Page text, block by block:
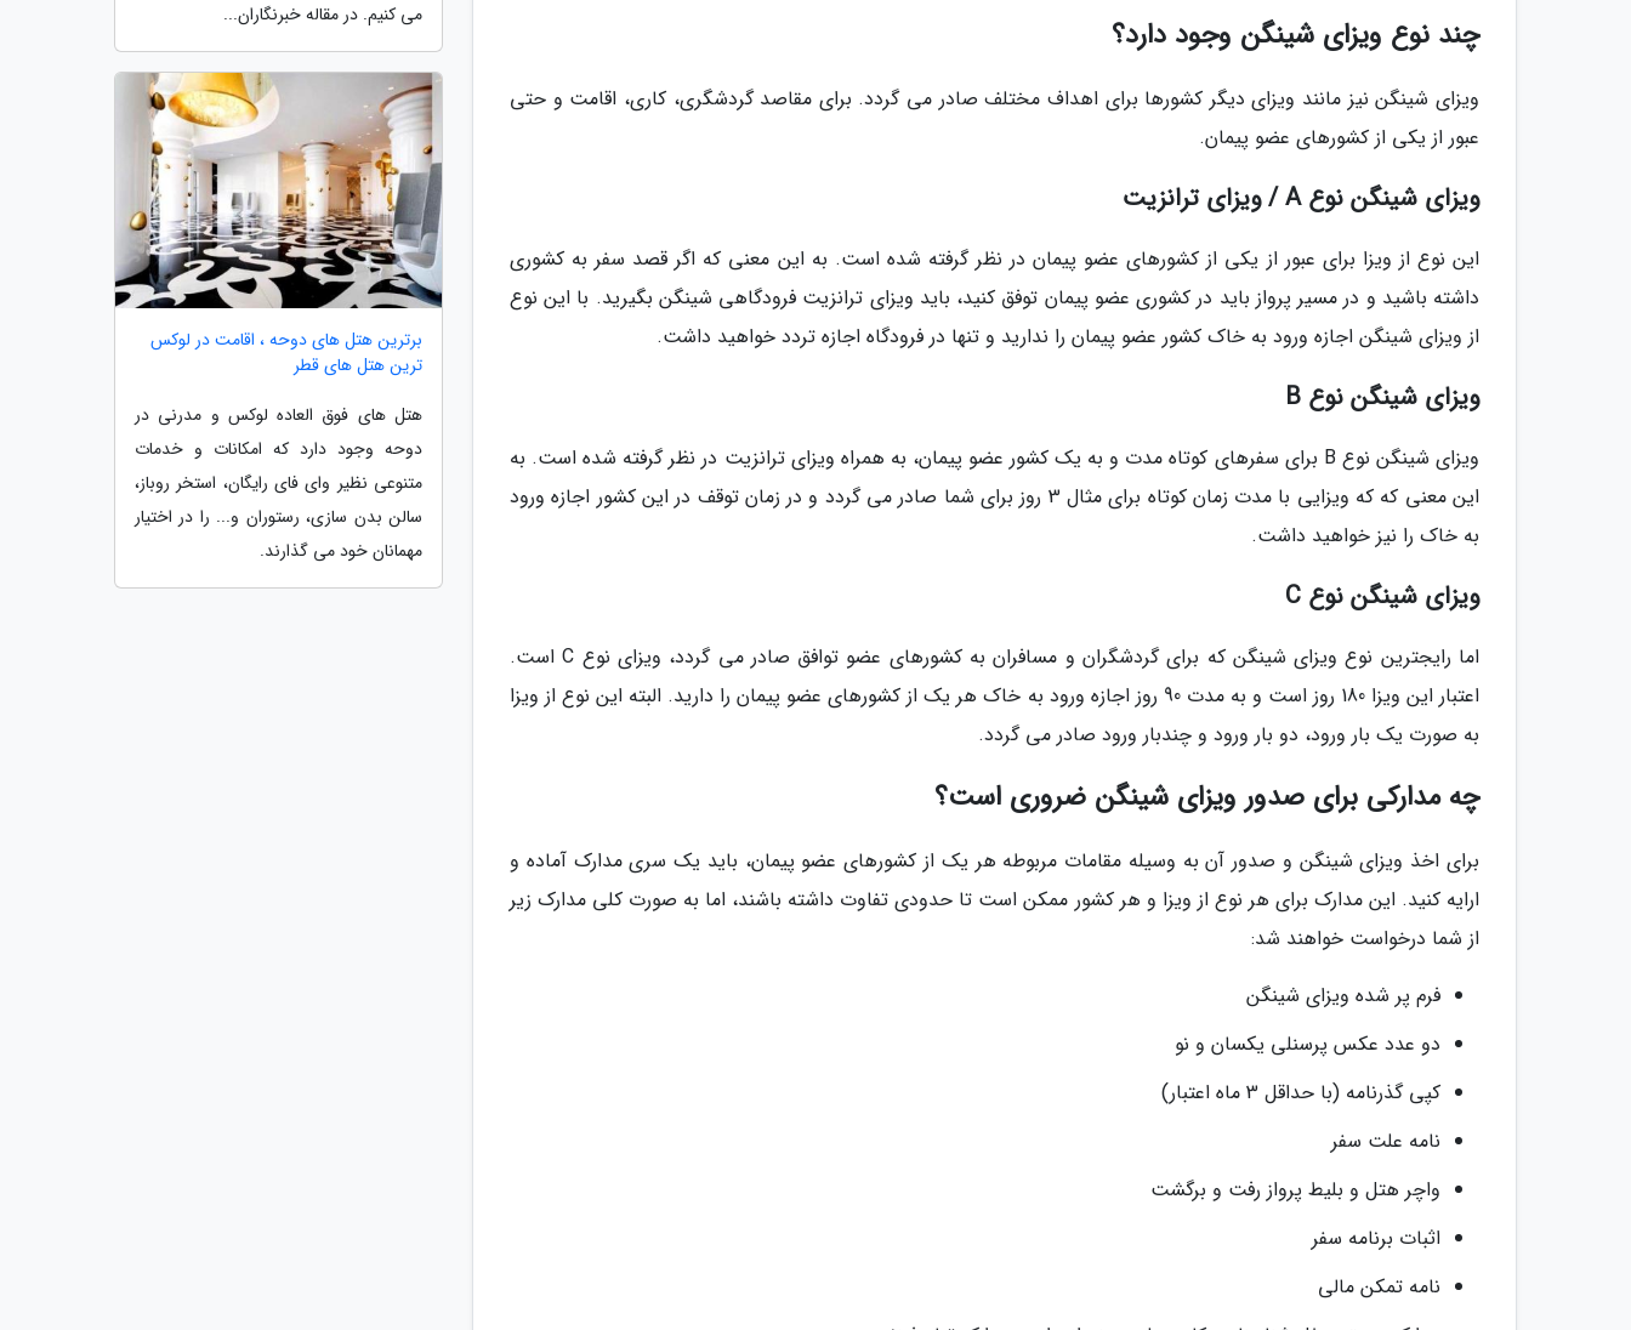
چند نوع ویزای شینگن وجود دارد؟
ویزای شینگن نیز مانند ویزای دیگر کشورها برای اهداف مختلف صادر می گردد. برای مقاصد گردشگری، کاری، اقامت و حتی
عبور از یکی از کشورهای عضو پیمان.
ویزای شینگن نوع A / ویزای ترانزیت
این نوع از ویزا برای عبور از یکی از کشورهای عضو پیمان در نظر گرفته شده است. به این معنی که اگر قصد سفر به کشوری
داشته باشید و در مسیر پرواز باید در کشوری عضو پیمان توفق کنید، باید ویزای ترانزیت فرودگاهی شینگن بگیرید. با این نوع
از ویزای شینگن اجازه ورود به خاک کشور عضو پیمان را ندارید و تنها در فرودگاه اجازه تردد خواهید داشت.
ویزای شینگن نوع B
ویزای شینگن نوع B برای سفرهای کوتاه مدت و به یک کشور عضو پیمان، به همراه ویزای ترانزیت در نظر گرفته شده است. به
این معنی که که ویزایی با مدت زمان کوتاه برای مثال 3 روز برای شما صادر می گردد و در زمان توقف در این کشور اجازه ورود
به خاک را نیز خواهید داشت.
ویزای شینگن نوع C
اما رایجترین نوع ویزای شینگن که برای گردشگران و مسافران به کشورهای عضو توافق صادر می گردد، ویزای نوع C است.
اعتبار این ویزا 180 روز است و به مدت 90 روز اجازه ورود به خاک هر یک از کشورهای عضو پیمان را دارید. البته این نوع از ویزا
به صورت یک بار ورود، دو بار ورود و چندبار ورود صادر می گردد.
چه مدارکی برای صدور ویزای شینگن ضروری است؟
برای اخذ ویزای شینگن و صدور آن به وسیله مقامات مربوطه هر یک از کشورهای عضو پیمان، باید یک سری مدارک آماده و
ارایه کنید. این مدارک برای هر نوع از ویزا و هر کشور ممکن است تا حدودی تفاوت داشته باشند، اما به صورت کلی مدارک زیر
از شما درخواست خواهند شد:
فرم پر شده ویزای شینگن
دو عدد عکس پرسنلی یکسان و نو
کپی گذرنامه (با حداقل 3 ماه اعتبار)
نامه علت سفر
واچر هتل و بلیط پرواز رفت و برگشت
اثبات برنامه سفر
نامه تمکن مالی
می کنیم. در مقاله خبرنگاران...
برترین هتل های دوحه ، اقامت در لوکس
ترین هتل های قطر
هتل های فوق العاده لوکس و مدرنی در
دوحه وجود دارد که امکانات و خدمات
متنوعی نظیر وای فای رایگان، استخر روباز،
سالن بدن سازی، رستوران و... را در اختیار
مهمانان خود می گذارند.